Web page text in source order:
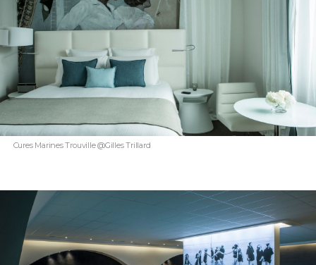
Cures Marines Trouville @Gilles Trillard